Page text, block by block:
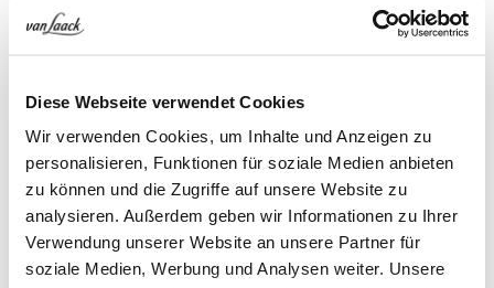
Diese Webseite verwendet Cookies
Wir verwenden Cookies, um Inhalte und Anzeigen zu
personalisieren, Funktionen für soziale Medien anbieten
zu können und die Zugriffe auf unsere Website zu
analysieren. Außerdem geben wir Informationen zu Ihrer
Verwendung unserer Website an unsere Partner für
soziale Medien, Werbung und Analysen weiter. Unsere